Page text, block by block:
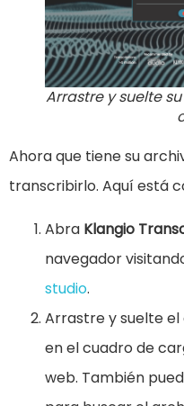
Arrastre y suelte
Ahora que tiene su
transcribirlo. Aquí está
Abra Klangio
navegador
studio.
Arrastre y suelte
en el cuadro de
web. También